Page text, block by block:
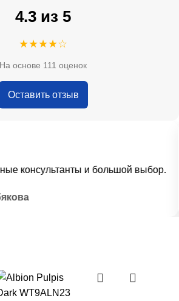
4.3 из 5
★★★★☆
На основе 111 оценок
Оставить отзыв
консультанты и большой выбор.